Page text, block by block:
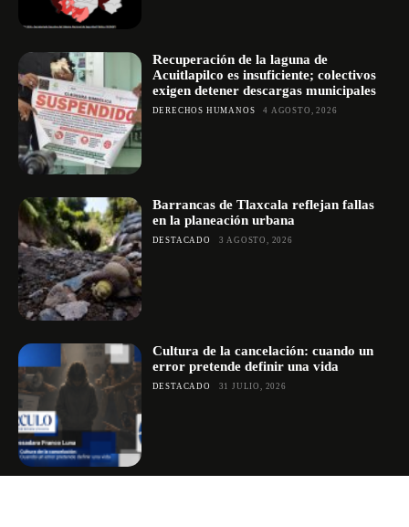
Recuperación de la laguna de
Acuitlapilco es insuficiente; colectivos
exigen detener descargas municipales
DERECHOS HUMANOS 4 AGOSTO, 2026
Barrancas de Tlaxcala reflejan fallas
en la planeación urbana
DESTACADO 3 AGOSTO, 2026
Cultura de la cancelación: cuando un
error pretende definir una vida
DESTACADO 31 JULIO, 2026